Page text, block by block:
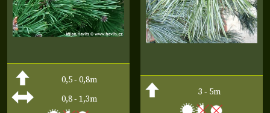
0,5 - 0,8m
0,8 - 1,3m
3 - 5m